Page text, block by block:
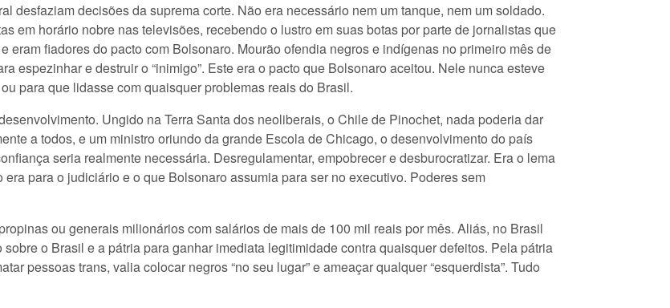
desfaziam decisões da suprema corte. Não era necessário nem um tanque, nem um soldado.
em horário nobre nas televisões, recebendo o lustro em suas botas por parte de jornalistas que
eram fiadores do pacto com Bolsonaro. Mourão ofendia negros e indígenas no primeiro mês de
espezinhar e destruir o “inimigo”. Este era o pacto que Bolsonaro aceitou. Nele nunca esteve
para que lidasse com quaisquer problemas reais do Brasil.
Ungido na Terra Santa dos neoliberais, o Chile de Pinochet, nada poderia dar
a todos, e um ministro oriundo da grande Escola de Chicago, o desenvolvimento do país
seria realmente necessária. Desregulamentar, empobrecer e desburocratizar. Era o lema
para o judiciário e o que Bolsonaro assumia para ser no executivo. Poderes sem
ou generais milionários com salários de mais de 100 mil reais por mês. Aliás, no Brasil
o Brasil e a pátria para ganhar imediata legitimidade contra quaisquer defeitos. Pela pátria
pessoas trans, valia colocar negros “no seu lugar” e ameaçar qualquer “esquerdista”. Tudo